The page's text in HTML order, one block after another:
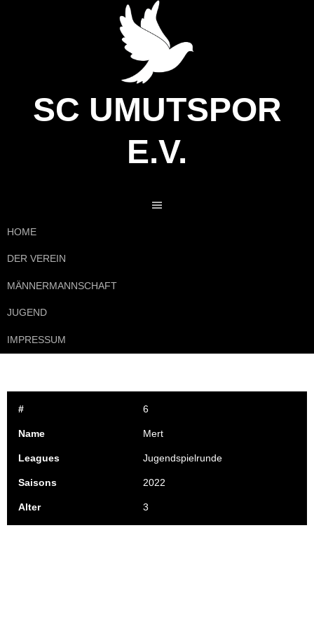
SC UMUTSPOR
E.V.
HOME
DER VEREIN
MÄNNERMANNSCHAFT
JUGEND
IMPRESSUM
# 6
Name Mert
Leagues Jugendspielrunde
Saisons 2022
Alter 3